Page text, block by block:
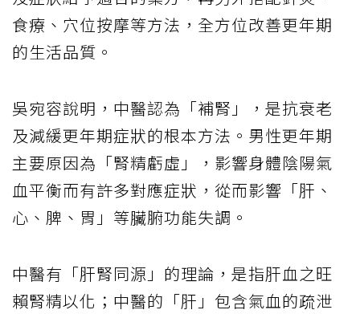
食療、穴位按摩等方法，全方位改善更年期
的生活品質。
吳宛容說明，中醫認為「補腎」，是抗衰老
及減緩更年期症狀的根本方法。男性更年期
主要原因為「腎精虧虛」，影響身體陰陽氣
血平衡而有許多對應症狀，從而影響「肝、
心、脾、胃」等臟腑功能失調。
中醫有「肝腎同源」的理論，是指肝血之旺
賴腎精以化；中醫的「肝」包含氣血的疏泄